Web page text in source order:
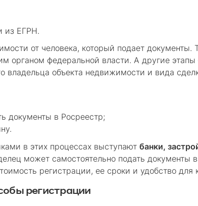
из ЕГРН.
от человека, который подает документы.
органом федеральной власти. А другие
владельца объекта недвижимости и вида
документы в Росреестр;
в этих процессах выступают банки,
может самостоятельно подать документы
регистрации, ее сроки и удобство для
регистрации